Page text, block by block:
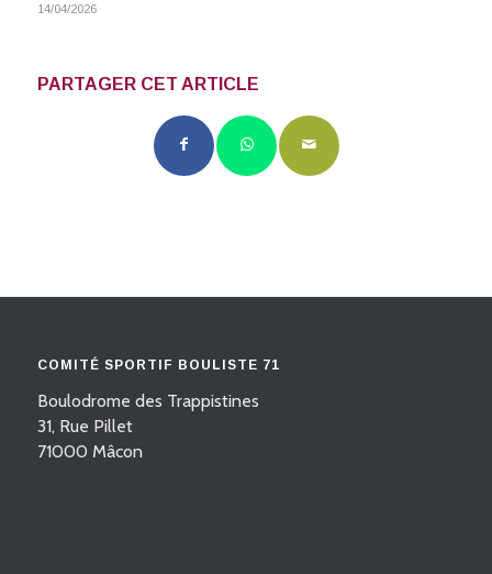
14/04/2026
PARTAGER CET ARTICLE
COMITÉ SPORTIF BOULISTE 71
Boulodrome des Trappistines
31, Rue Pillet
71000 Mâcon